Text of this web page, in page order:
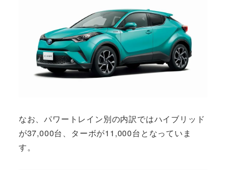
なお、パワートレイン別の内訳ではハイブリッド
が37,000台、ターボが11,000台となっていま
す。